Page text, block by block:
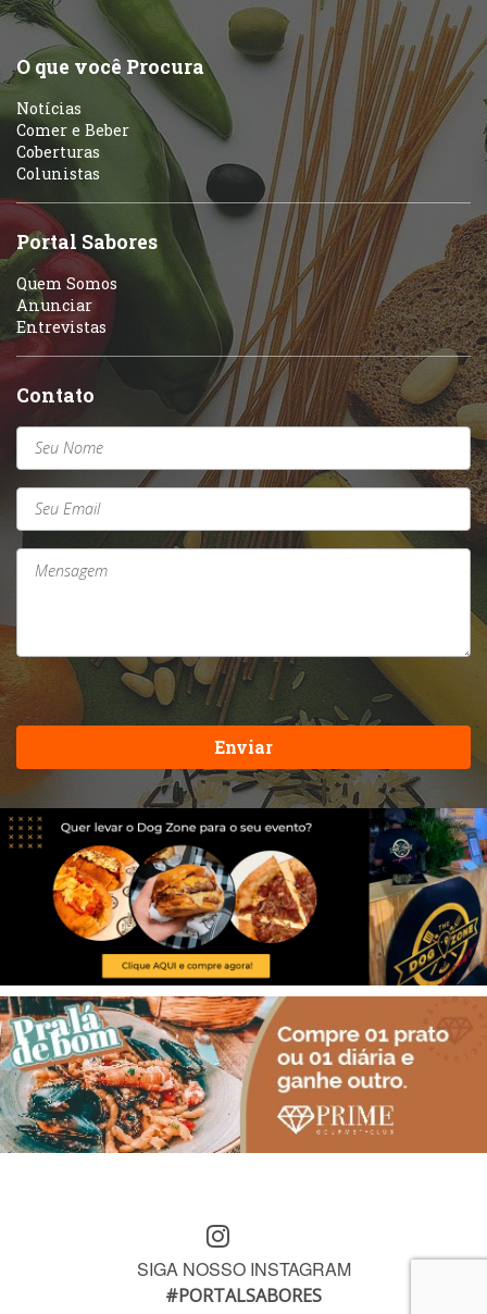
O que você Procura
Notícias
Comer e Beber
Coberturas
Colunistas
Portal Sabores
Quem Somos
Anunciar
Entrevistas
Contato
Enviar
SIGA NOSSO INSTAGRAM
#PORTALSABORES